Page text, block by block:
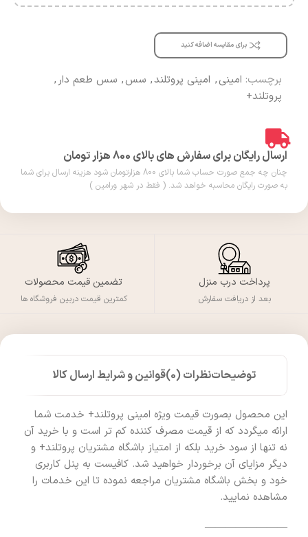
برای مقایسه اضافه کنید
برچسب: امینی, امینی پروتلند, سس, سس طعم دار,
پروتلند+
ارسال رایگان برای سفارش های بالای 800 هزار تومان
چنان چه جمع صورت حساب شما بالای 800 هزارتومان شود هزینه ارسال برای شما
به صورت رایگان محاسبه خواهد شد. ( فقط در شهر ورامین )
پرداخت درب منزل
بعد از دریافت سفارش
تضمین قیمت محصولات
کمترین قیمت دربین فروشگاه ها
توضیحاتنظرات (0) قوانین و شرایط ارسال کالا
این محصول بصورت قیمت ویژه امینی پروتلند+ خدمت شما
ارائه میگردد که از قیمت مصرف کننده کم تر است و با خرید آن
نه تنها از سود خرید بلکه از امتیاز باشگاه مشتریان پروتلند+ و
دیگر مزایای آن برخوردار خواهید شد. کافیست به پنل کاربری
خود و بخش باشگاه مشتریان مراجعه نموده تا این خدمات را
مشاهده نمایید.
————————